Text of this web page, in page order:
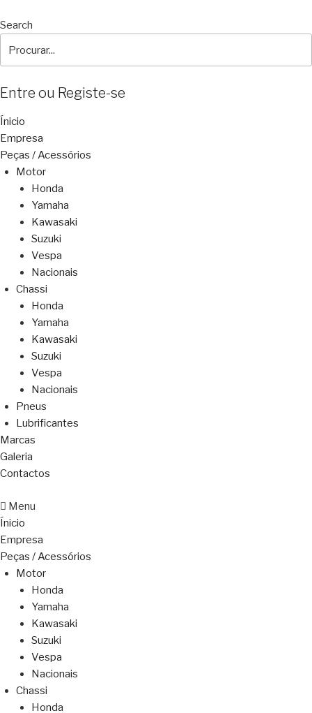
Search
Entre ou Registe-se
Ínicio
Empresa
Peças / Acessórios
Motor
Honda
Yamaha
Kawasaki
Suzuki
Vespa
Nacionais
Chassi
Honda
Yamaha
Kawasaki
Suzuki
Vespa
Nacionais
Pneus
Lubrificantes
Marcas
Galeria
Contactos
Menu
Ínicio
Empresa
Peças / Acessórios
Motor
Honda
Yamaha
Kawasaki
Suzuki
Vespa
Nacionais
Chassi
Honda